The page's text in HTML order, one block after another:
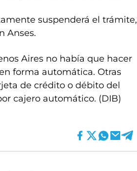
suspenderá el trámite,
Anses.
Aires no había que hacer
forma automática. Otras
de crédito o débito del
cajero automático. (DIB)